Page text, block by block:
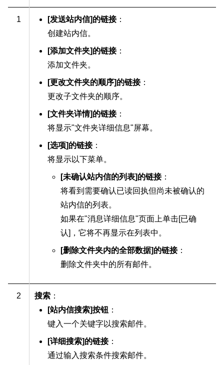
1 [发送站内信]的链接：
创建站内信。
[添加文件夹]的链接：
添加文件夹。
[更改文件夹的顺序]的链接：
更改子文件夹的顺序。
[文件夹详情]的链接：
将显示"文件夹详细信息"屏幕。
[选项]的链接：
将显示以下菜单。
[未确认站内信的列表]的链接：
将看到需要确认已读回执但尚未被确认的
站内信的列表。
如果在"消息详细信息"页面上单击[已确
认]，它将不再显示在列表中。
[删除文件夹内的全部数据]的链接：
删除文件夹中的所有邮件。
2 搜索 ：
[站内信搜索]按钮 ：
键入一个关键字以搜索邮件。
[详细搜索]的链接：
通过输入搜索条件搜索邮件。